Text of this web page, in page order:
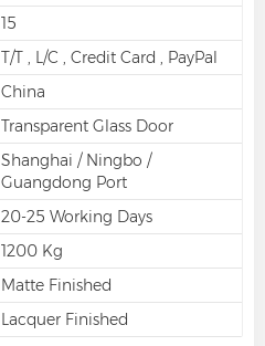
15
T/T , L/C , Credit Card , PayPal
China
Transparent Glass Door
Shanghai / Ningbo /
Guangdong Port
20-25 Working Days
1200 Kg
Matte Finished
Lacquer Finished